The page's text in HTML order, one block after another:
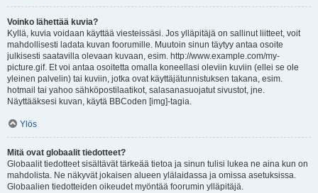
Voinko lähettää kuvia?
Kyllä, kuvia voidaan käyttää viesteissäsi. Jos ylläpitäjä on sallinut liitteet, voit
mahdollisesti ladata kuvan foorumille. Muutoin sinun täytyy antaa osoite
julkisesti saatavilla olevaan kuvaan, esim. http://www.example.com/my-
picture.gif. Et voi antaa osoitetta omalla koneellasi oleviin kuviin (ellei se ole
yleinen palvelin) tai kuviin, jotka ovat käyttäjätunnistuksen takana, esim.
hotmail tai yahoo sähköpostilaatikot, salasanasuojatut sivustot, jne.
Näyttääksesi kuvan, käytä BBCoden [img]-tagia.
Ylös
Mitä ovat globaalit tiedotteet?
Globaalit tiedotteet sisältävät tärkeää tietoa ja sinun tulisi lukea ne aina kun on
mahdolista. Ne näkyvät jokaisen alueen ylälaidassa ja omissa asetuksissa.
Globaalien tiedotteiden oikeudet myöntää foorumin ylläpitäjä.